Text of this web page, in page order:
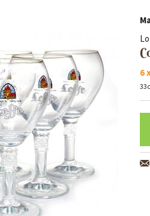
6